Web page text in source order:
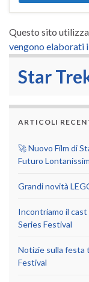
Questo sito
vengono elaborati
Star
ARTICOLI
🚀 Nuovo Film di
Futuro
Grandi novità
Incontriamo il cast
Series Festival
Notizie sulla festa
Festival